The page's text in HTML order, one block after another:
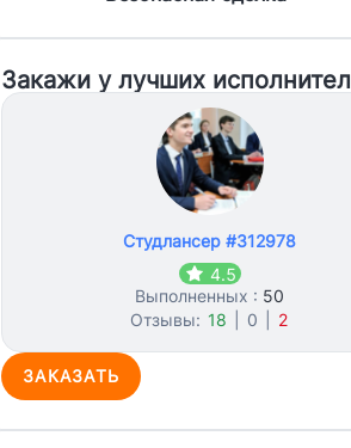
Закажи у лучших
Студлансер #312978
4.5
Выполненных : 50
Отзывы: 18 0 2
ЗАКАЗАТЬ